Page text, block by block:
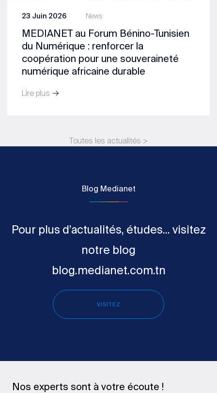
News
23 Juin 2026
MEDIANET au Forum Bénino-Tunisien
du Numérique : renforcer la
coopération pour une souveraineté
numérique africaine durable
Lire plus
Toutes les actualités >
Blog Medianet
Pour plus d’actualités, études... visitez
notre blog
blog.medianet.com.tn
VISITEZ
Nos experts sont à votre écoute !